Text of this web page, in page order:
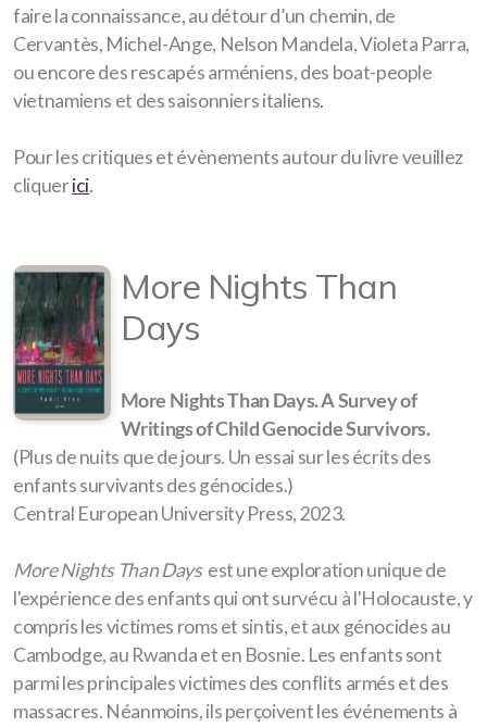
faire la connaissance, au détour d’un chemin, de
Cervantès, Michel-Ange, Nelson Mandela, Violeta Parra,
ou encore des rescapés arméniens, des boat-people
vietnamiens et des saisonniers italiens.
Pour les critiques et évènements autour du livre veuillez
cliquerici.
More Nights Than
Days
More Nights Than Days. A Survey of
Writings of Child Genocide Survivors.
(Plus de nuits que de jours. Un essai sur les écrits des
enfants survivants des génocides.)
Central European University Press, 2023.
More Nights Than Daysest une exploration unique de
l'expérience des enfants qui ont survécu à l'Holocauste, y
compris les victimes roms et sintis, et aux génocides au
Cambodge, au Rwanda et en Bosnie. Les enfants sont
parmi les principales victimes des conflits armés et des
massacres. Néanmoins, ils perçoivent les événements à